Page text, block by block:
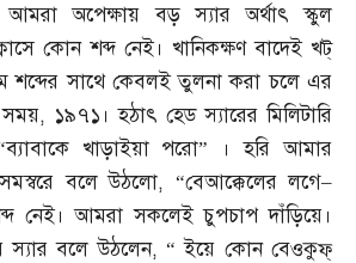
আমরা অপেক্ষায় বড় স্যার অর্থাৎ স্কুল
কোন শব্দ নেই। খানিকক্ষণ বাদেই খট্‌
শব্দের সাথে কেবলই তুলনা করা চলে এর
, ১৯৭১। হঠাৎ হেড স্যারের মিলিটারি
ব্যাবাকে খাড়াইয়া পরো” । হরি আমার
বলে উঠলো, “বেআক্কেলের লগে–
নেই। আমরা সকলেই চুপচাপ দাঁড়িয়ে।
স্যার বলে উঠলেন, “ইয়ে কোন বেওকুফ্‌